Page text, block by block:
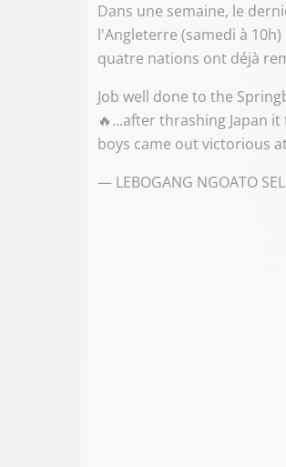
Dans une semaine, le
l'Angleterre (samedi à 10h)
quatre nations ont déjà
Job well done to the
🔥...after thrashing Japan
boys came out victorious
— LEBOGANG NGOATO